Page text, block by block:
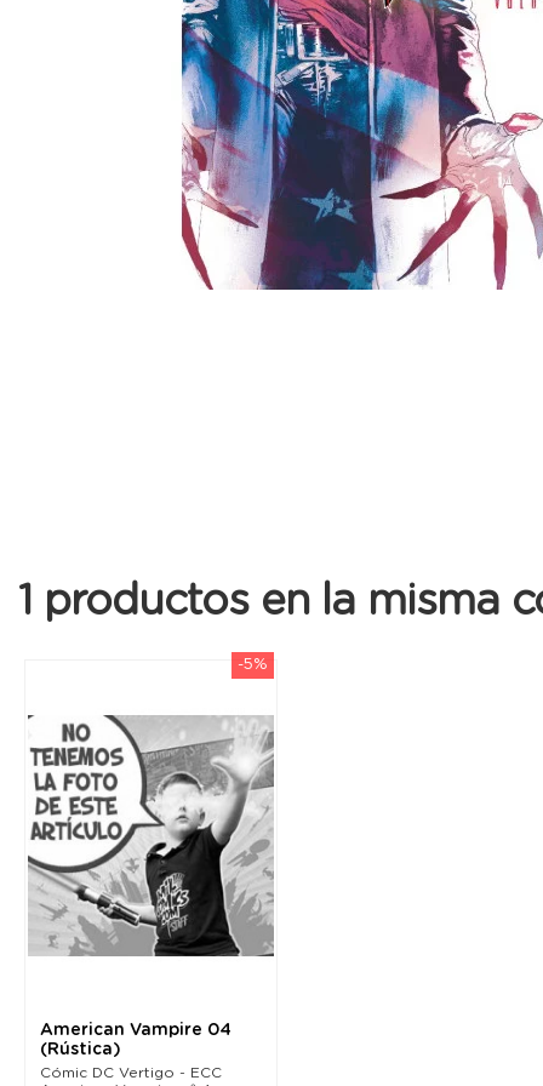
1 productos en la misma
-5%
American Vampire 04
(Rústica)
Cómic DC Vertigo - ECC